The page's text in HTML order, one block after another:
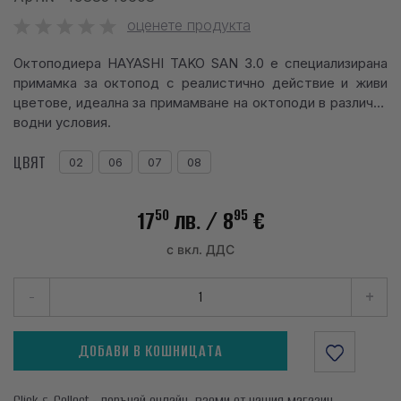
оценете продукта
Октоподиера HAYASHI TAKO SAN 3.0 е специализирана
примамка за октопод с реалистично действие и живи
цветове, идеална за примамване на октоподи в различни
водни условия.
ЦВЯТ 02 06 07 08
1750 лв./ 895 €
с вкл. ДДС
- +
ДОБАВИ В КОШНИЦАТА